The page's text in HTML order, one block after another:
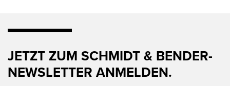
JETZT ZUM SCHMIDT & BENDER-
NEWSLETTER ANMELDEN.